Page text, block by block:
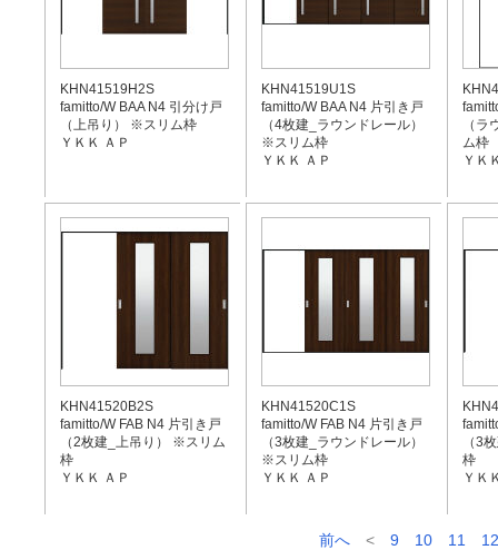
KHN41519H2S
famitto/W BAA N4 引分け戸
（上吊り） ※スリム枠
ＹＫＫ ＡＰ
KHN41519U1S
famitto/W BAA N4 片引き戸
（4枚建_ラウンドレール）
※スリム枠
ＹＫＫ ＡＰ
（
ム枠
ＹＫ
KHN41520B2S
famitto/W FAB N4 片引き戸
（2枚建_上吊り） ※スリム
枠
ＹＫＫ ＡＰ
KHN41520C1S
famitto/W FAB N4 片引き戸
（3枚建_ラウンドレール）
※スリム枠
ＹＫＫ ＡＰ
（3
枠
ＹＫ
前へ < 9 10 11 12